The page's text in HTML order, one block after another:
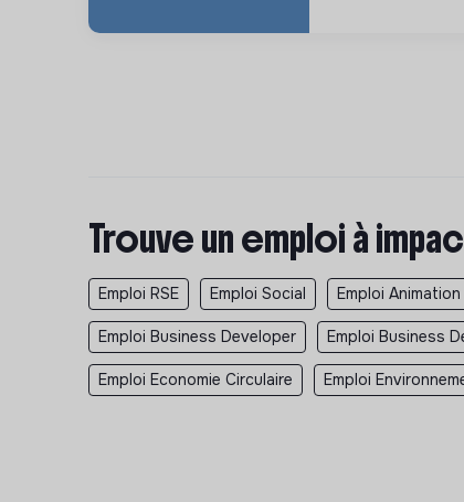
Trouve un emploi à
Emploi RSE Emploi Social Emploi Animation
Emploi Business Developer Emploi Business
Emploi Economie Circulaire Emploi